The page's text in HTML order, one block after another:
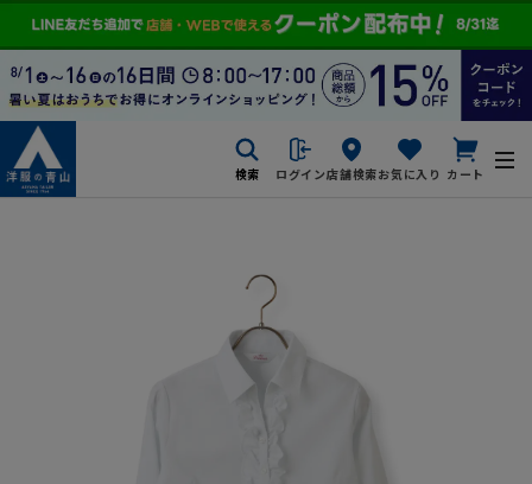
検索 ログイン店舗検索お気に入り カート